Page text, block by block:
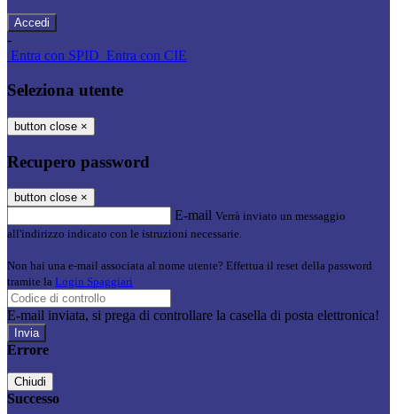
-
Entra con SPID Entra con CIE
Seleziona utente
button close ×
Recupero password
button close ×
E-mail Verrà inviato un messaggio
all'indirizzo indicato con le istruzioni necessarie.
Non hai una e-mail associata al nome utente? Effettua il reset della password
tramite la Login Spaggiari
E-mail inviata, si prega di controllare la casella di posta elettronica!
Errore
Chiudi
Successo